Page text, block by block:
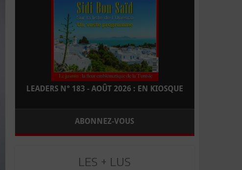
LEADERS N° 183 - AOÛT 2026 : EN KIOSQUE
ABONNEZ-VOUS
LES + LUS